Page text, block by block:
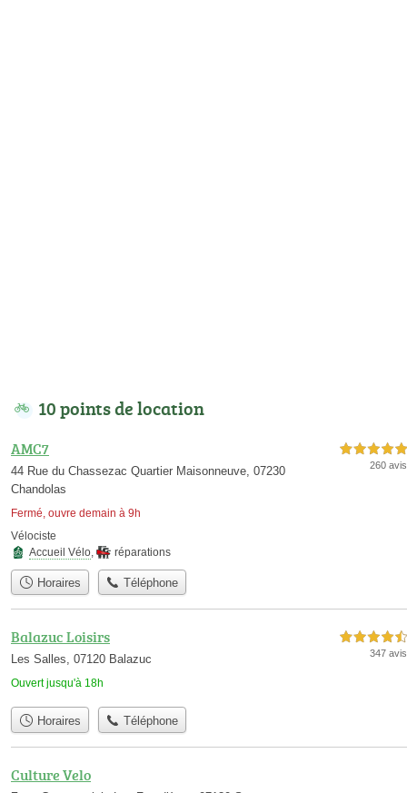
10 points de location
AMC7
44 Rue du Chassezac Quartier Maisonneuve, 07230
Chandolas
Fermé, ouvre demain à 9h
5,0 étoiles sur 5
260 avis
Vélociste
Accueil Vélo, réparations
Horaires Téléphone
Balazuc Loisirs
Les Salles, 07120 Balazuc
Ouvert jusqu'à 18h
4,5 étoiles sur 5
347 avis
Horaires Téléphone
Culture Velo